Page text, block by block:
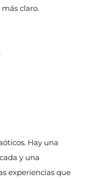
claro.
Hay una
y una
experiencias que